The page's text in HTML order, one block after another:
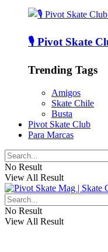
🎙️ Pivot Skate
Trending Tags
Amigos
Skate Chile
Busta
Pivot Skate Club
Para Marcas
No Result
View All Result
No Result
View All Result